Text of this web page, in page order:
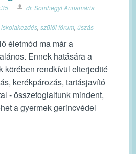
dr. Somhegyi Annamária
iskolakezdés, szülői fórum, úszás
életmód ma már a
Ennek hatására a
körében rendkívül elterjedtté
kerékpározás, tartásjavító
- összefoglaltunk mindent,
a gyermek gerincvédel